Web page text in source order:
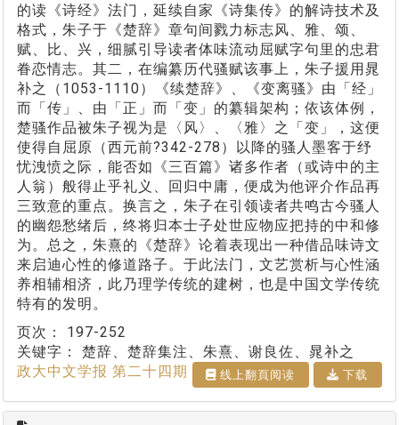
的读《诗经》法门，延续自家《诗集传》的解诗技术及
格式，朱子于《楚辞》章句间戮力标志风、雅、颂、
赋、比、兴，细腻引导读者体味流动屈赋字句里的忠君
眷恋情志。其二，在编纂历代骚赋该事上，朱子援用晁
补之（1053-1110）《续楚辞》、《变离骚》由「经」
而「传」、由「正」而「变」的纂辑架构；依该体例，
楚骚作品被朱子视为是〈风〉、〈雅〉之「变」，这便
使得自屈原（西元前?342-278）以降的骚人墨客于纾
忧洩愤之际，能否如《三百篇》诸多作者（或诗中的主
人翁）般得止乎礼义、回归中庸，便成为他评介作品再
三致意的重点。换言之，朱子在引领读者共鸣古今骚人
的幽怨愁绪后，终将归本士子处世应物应把持的中和修
为。总之，朱熹的《楚辞》论着表现出一种借品味诗文
来启迪心性的修道路子。于此法门，文艺赏析与心性涵
养相辅相济，此乃理学传统的建树，也是中国文学传统
特有的发明。
页次： 197-252
关键字： 楚辞、楚辞集注、朱熹、谢良佐、晁补之
政大中文学报 第二十四期
线上翻⾴阅读 下载